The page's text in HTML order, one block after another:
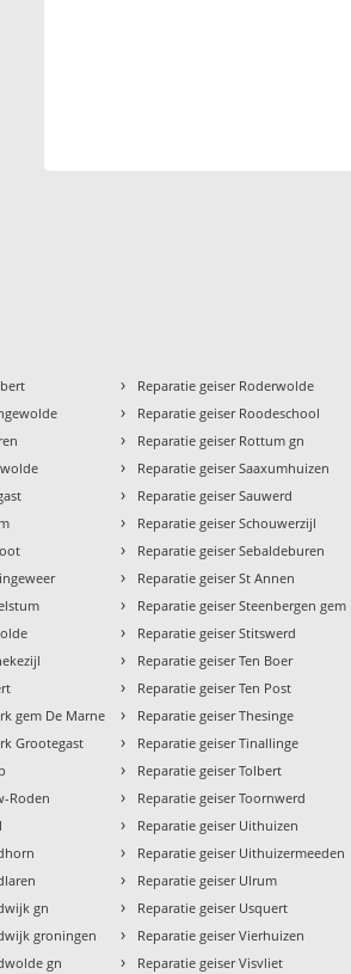
gem De Marne
Grootegast
Roden
gn
groningen
gn
› Reparatie geiser Roderwolde
› Reparatie geiser Roodeschool
› Reparatie geiser Rottum gn
› Reparatie geiser Saaxumhuizen
› Reparatie geiser Sauwerd
› Reparatie geiser Schouwerzijl
› Reparatie geiser Sebaldeburen
› Reparatie geiser St Annen
› Reparatie geiser Steenbergen
› Reparatie geiser Stitswerd
› Reparatie geiser Ten Boer
› Reparatie geiser Ten Post
› Reparatie geiser Thesinge
› Reparatie geiser Tinallinge
› Reparatie geiser Tolbert
› Reparatie geiser Toornwerd
› Reparatie geiser Uithuizen
› Reparatie geiser Uithuizermeeden
› Reparatie geiser Ulrum
› Reparatie geiser Usquert
› Reparatie geiser Vierhuizen
› Reparatie geiser Visvliet